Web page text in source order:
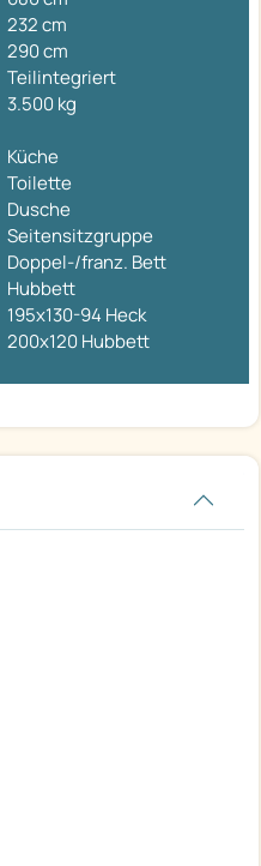
232 cm
290 cm
Teilintegriert
3.500 kg
Küche
Toilette
Dusche
Seitensitzgruppe
Doppel-/franz. Bett
Hubbett
195x130-94 Heck
200x120 Hubbett